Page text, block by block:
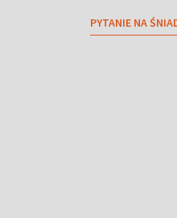
PYTANIE NA